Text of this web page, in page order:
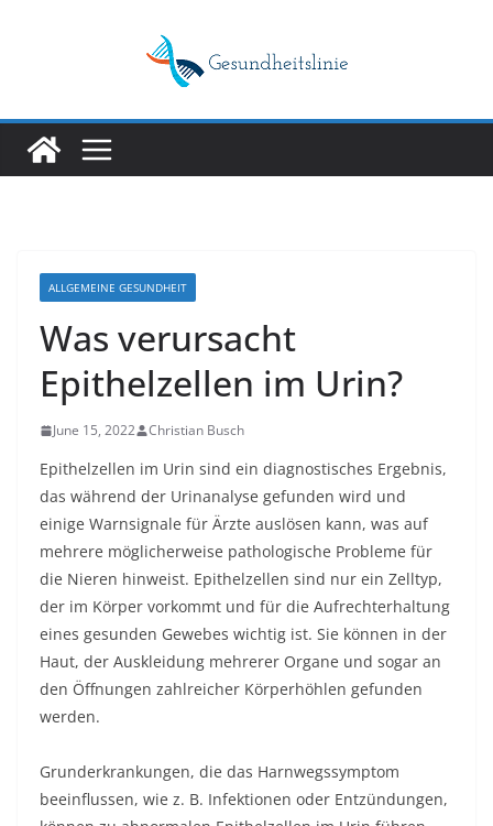
ALLGEMEINE GESUNDHEIT
Was verursacht
Epithelzellen im Urin?
June 15, 2022 Christian Busch
Epithelzellen im Urin sind ein diagnostisches Ergebnis,
das während der Urinanalyse gefunden wird und
einige Warnsignale für Ärzte auslösen kann, was auf
mehrere möglicherweise pathologische Probleme für
die Nieren hinweist. Epithelzellen sind nur ein Zelltyp,
der im Körper vorkommt und für die Aufrechterhaltung
eines gesunden Gewebes wichtig ist. Sie können in der
Haut, der Auskleidung mehrerer Organe und sogar an
den Öffnungen zahlreicher Körperhöhlen gefunden
werden.
Grunderkrankungen, die das Harnwegssymptom
beeinflussen, wie z. B. Infektionen oder Entzündungen,